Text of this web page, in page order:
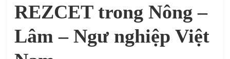
REZCET trong Nông –
Lâm – Ngư nghiệp Việt